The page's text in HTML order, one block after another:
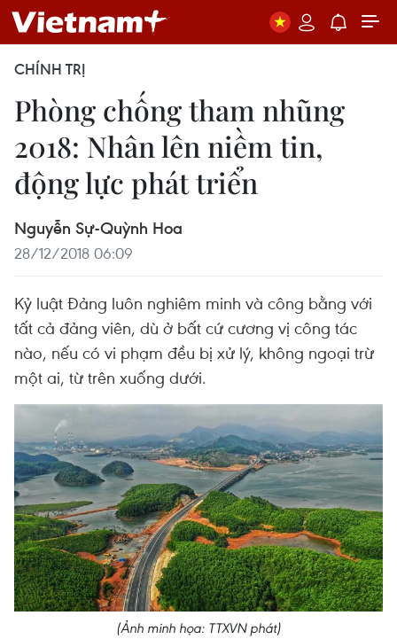
CHÍNH TRỊ
Phòng chống tham nhũng
2018: Nhân lên niềm tin,
động lực phát triển
Nguyễn Sự-Quỳnh Hoa
28/12/2018 06:09
Kỷ luật Đảng luôn nghiêm minh và công bằng với
tất cả đảng viên, dù ở bất cứ cương vị công tác
nào, nếu có vi phạm đều bị xử lý, không ngoại trừ
một ai, từ trên xuống dưới.
(Ảnh minh họa: TTXVN phát)